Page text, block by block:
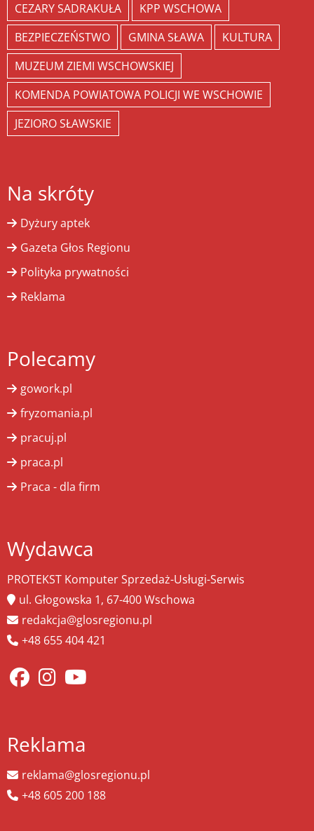
CEZARY SADRAKUŁA
KPP WSCHOWA
BEZPIECZEŃSTWO
GMINA SŁAWA
KULTURA
MUZEUM ZIEMI WSCHOWSKIEJ
KOMENDA POWIATOWA POLICJI WE WSCHOWIE
JEZIORO SŁAWSKIE
Na skróty
Dyżury aptek
Gazeta Głos Regionu
Polityka prywatności
Reklama
Polecamy
gowork.pl
fryzomania.pl
pracuj.pl
praca.pl
Praca - dla firm
Wydawca
PROTEKST Komputer Sprzedaż-Usługi-Serwis
ul. Głogowska 1, 67-400 Wschowa
redakcja@glosregionu.pl
+48 655 404 421
Reklama
reklama@glosregionu.pl
+48 605 200 188